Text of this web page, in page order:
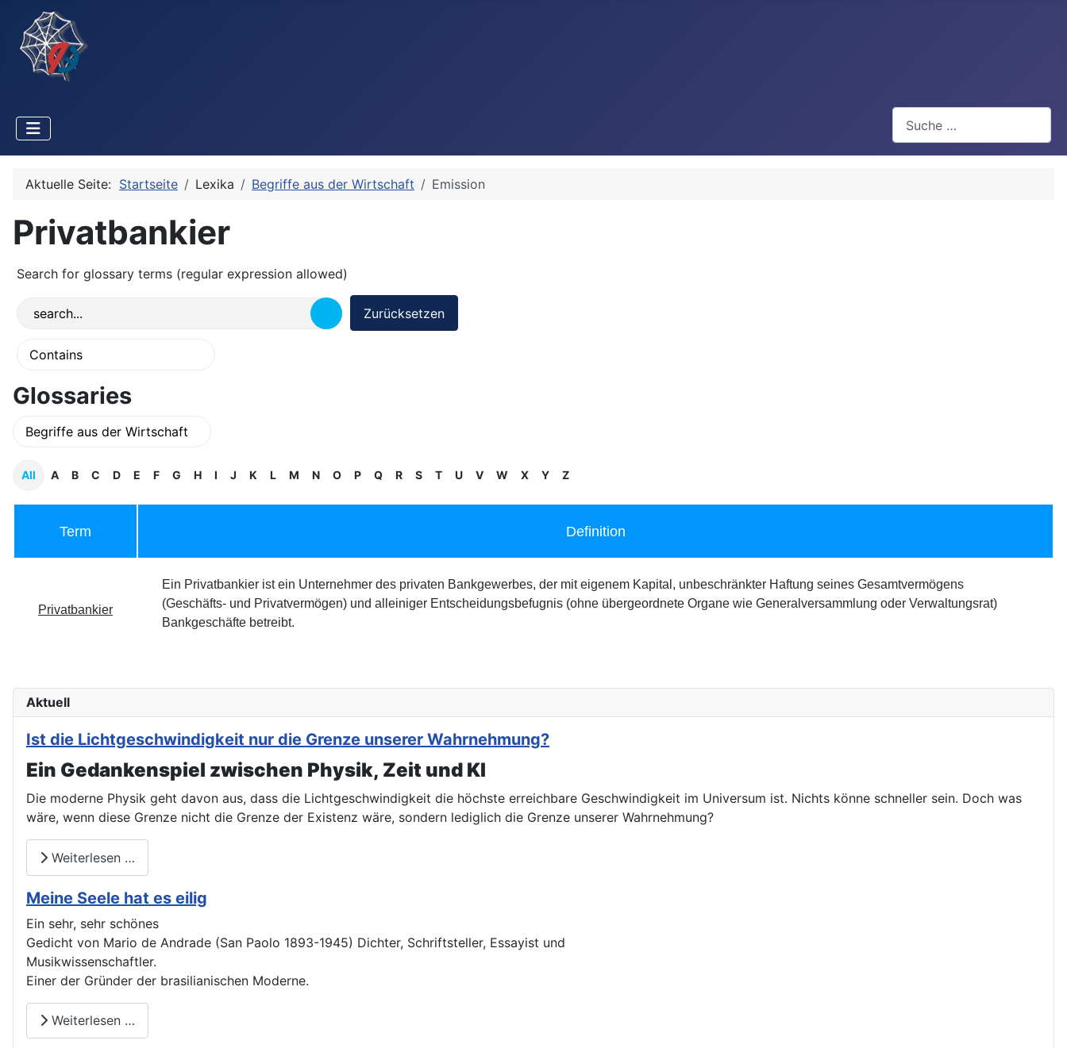
Aktuelle Seite: Startseite Lexika Begriffe aus der Wirtschaft Emission
Privatbankier
Search for glossary terms (regular expression allowed)
Glossaries
All A B C D E F G H I J K L M N O P Q R S T U V W X Y Z
Term Definition
Privatbankier
Ein Privatbankier ist ein Unternehmer des privaten Bankgewerbes, der mit eigenem Kapital, unbeschränkter Haftung seines Gesamtvermögens
(Geschäfts- und Privatvermögen) und alleiniger Entscheidungsbefugnis (ohne übergeordnete Organe wie Generalversammlung oder Verwaltungsrat)
Bankgeschäfte betreibt.
Aktuell
Ist die Lichtgeschwindigkeit nur die Grenze unserer Wahrnehmung?
Ein Gedankenspiel zwischen Physik, Zeit und KI
Die moderne Physik geht davon aus, dass die Lichtgeschwindigkeit die höchste erreichbare Geschwindigkeit im Universum ist. Nichts könne schneller sein. Doch was
wäre, wenn diese Grenze nicht die Grenze der Existenz wäre, sondern lediglich die Grenze unserer Wahrnehmung?
Weiterlesen …
Meine Seele hat es eilig
Ein sehr, sehr schönes
Gedicht von Mario de Andrade (San Paolo 1893-1945) Dichter, Schriftsteller, Essayist und
Musikwissenschaftler.
Einer der Gründer der brasilianischen Moderne.
Weiterlesen …